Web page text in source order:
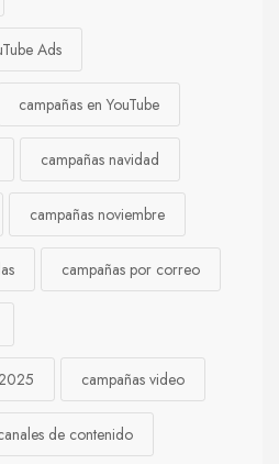
Ads
campañas en YouTube
campañas navidad
campañas noviembre
campañas por correo
campañas video
de contenido